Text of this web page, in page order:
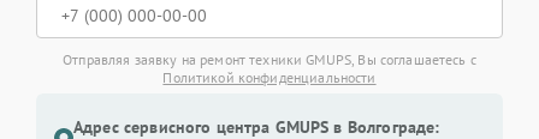
Отправляя заявку на ремонт техники GMUPS, Вы соглашаетесь с
Политикой конфиденциальности
Адрес сервисного центра GMUPS в Волгограде: